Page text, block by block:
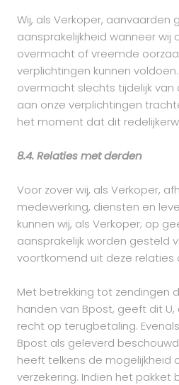
Wij, als Verkoper, aanvaarden
aansprakelijkheid wanneer wij
overmacht of vreemde
verplichtingen kunnen
overmacht slechts tijdelijk van
aan onze verplichtingen
het moment dat dit
8.4. Relaties met derden
Voor zover wij, als Verkoper,
medewerking, diensten en
kunnen wij, als Verkoper; op
aansprakelijk worden gesteld
voortkomend uit deze relaties
Met betrekking tot zendingen
handen van Bpost, geeft dit U,
recht op terugbetaling.
Bpost als geleverd
heeft telkens de mogelijkheid
verzekering. Indien het pakket